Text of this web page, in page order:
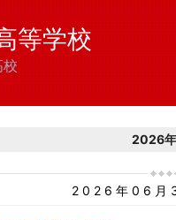
等学校
2026
2026年06月